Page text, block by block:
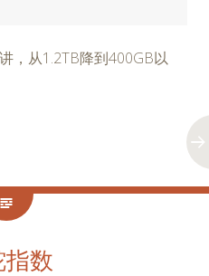
，从1.2TB降到400GB以
指数